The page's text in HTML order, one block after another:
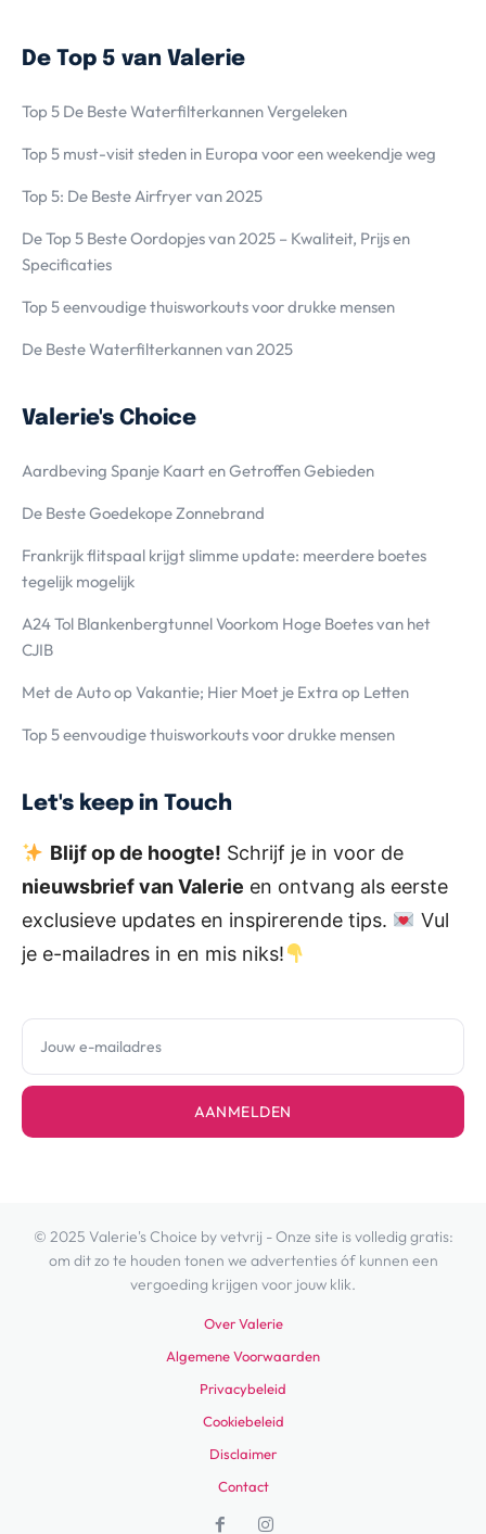
De Top 5 van Valerie
Top 5 De Beste Waterfilterkannen Vergeleken
Top 5 must-visit steden in Europa voor een weekendje weg
Top 5: De Beste Airfryer van 2025
De Top 5 Beste Oordopjes van 2025 – Kwaliteit, Prijs en
Specificaties
Top 5 eenvoudige thuisworkouts voor drukke mensen
De Beste Waterfilterkannen van 2025
Valerie's Choice
Aardbeving Spanje Kaart en Getroffen Gebieden
De Beste Goedekope Zonnebrand
Frankrijk flitspaal krijgt slimme update: meerdere boetes
tegelijk mogelijk
A24 Tol Blankenbergtunnel Voorkom Hoge Boetes van het
CJIB
Met de Auto op Vakantie; Hier Moet je Extra op Letten
Top 5 eenvoudige thuisworkouts voor drukke mensen
Let's keep in Touch
Blijf op de hoogte! Schrijf je in voor de
nieuwsbrief van Valerie en ontvang als eerste
exclusieve updates en inspirerende tips.
Vul
je e-mailadres in en mis niks!
AANMELDEN
© 2025 Valerie's Choice by vetvrij - Onze site is volledig gratis:
om dit zo te houden tonen we advertenties óf kunnen een
vergoeding krijgen voor jouw klik.
Over Valerie
Algemene Voorwaarden
Privacybeleid
Cookiebeleid
Disclaimer
Contact